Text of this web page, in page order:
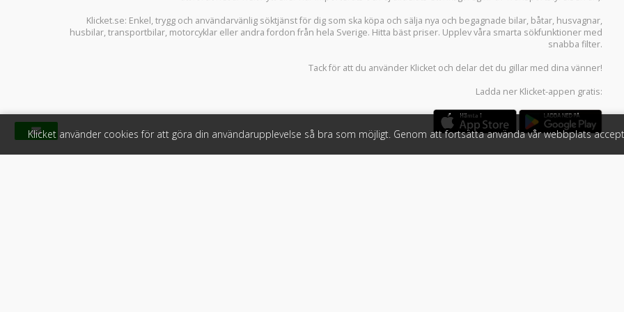
Klicket.se: Enkel, trygg och användarvänlig söktjänst för dig som ska köpa och sälja nya och begagnade bilar, båtar, husvagnar,
husbilar,transportbilar, motorcyklar eller andra fordon från hela Sverige. Hitta bäst priser. Upplev våra smarta sökfunktioner med
snabba filter.
Tack för att du använder Klicket och delar det du gillar med dina vänner!
Ladda ner Klicket-appen gratis:
Klicket använder cookies för att göra din användarupplevelse så bra som möjligt. Genom att fortsätta använda vår webbplats